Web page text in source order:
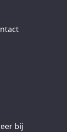
bij